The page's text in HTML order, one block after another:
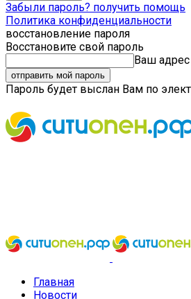
Забыли пароль? получить помощь
Политика конфиденциальности
восстановление пароля
Восстановите свой пароль
Ваш
Пароль будет выслан Вам по
Главная
Новости